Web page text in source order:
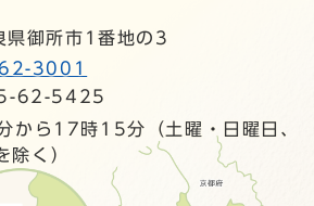
御所市1番地の3
3001
62-5425
から17時15分（土曜・日曜日、
除く）